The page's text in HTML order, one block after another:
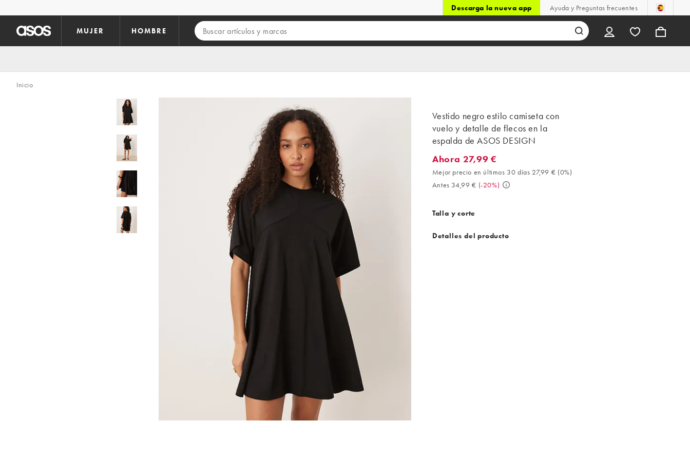
Descarga la nueva app Ayuda y Preguntas frecuentes
MUJER HOMBRE
Inicio
Vestido negro estilo camiseta con
vuelo y detalle de flecos en la
espalda de ASOS DESIGN
Ahora 27,99 €. Mejor precio en últimos 30 días 27,99 € (0%). Antes
Ahora 27,99 €
Mejor precio en últimos 30 días 27,99 € (0%)
Antes 34,99 € (-20%)
Talla y corte
Detalles del producto